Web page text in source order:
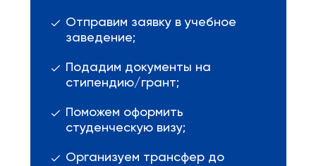
Отправим заявку в учебное
заведение;
Подадим документы на
стипендию/грант;
Поможем оформить
студенческую визу;
Организуем трансфер до